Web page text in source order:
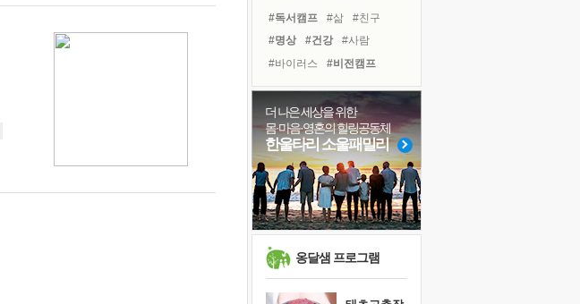
졸업식 사진을 보며
극심한 변비, 어깨결림, 수면 장애
아픈 아버지를 위한 공간 설계
슬럼프
보고 싶은 어머니
유년 시절의 부산 영도 바다
못된 꼰대들
희망이란
'모른다'는 것
#독서캠프 #삶
#친구
#명상
#건강
#사람
#바이러스
#비전캠프
#유튜브
#선택
#면역력
#경험
#희망
#링컨학교
#위기
#다짐
#리더
#독서
#아이들
#도움
#계획
더 나은 세상을 위한
몸·마음·영혼의 힐링공동체
한울타리 소울패밀리
옹달샘 프로그램